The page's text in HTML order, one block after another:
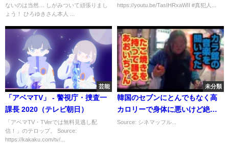
ないのは当然… しがみついて頑張りまし
ょう！ ひろゆきさん本人 ...
https://youtu.be/TasIHRxaWII #真犯人...
芸能
「アベマTV」 - 警視庁・捜査一
課長 2020（テレビ朝日）
「アベマTV・TVerでは無料見逃し配
信！」のテロップ。 Source:
https://kakaku.com/tv/...
未分類
韓国のセブンにとんでもなく高
カロリーで身体に悪いけど絶対
美味い食べ物見つけました！
Source: シネマッフル...